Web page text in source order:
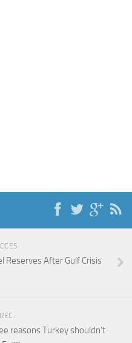
Reserves After Gulf Crisis
reasons Turkey shouldn’t